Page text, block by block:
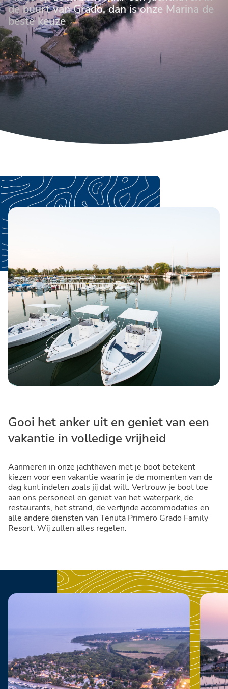
de buurt van Grado, dan is onze Marina de
beste keuze
Gooi het anker uit en geniet van een
vakantie in volledige vrijheid
Aanmeren in onze jachthaven met je boot betekent
kiezen voor een vakantie waarin je de momenten van de
dag kunt indelen zoals jij dat wilt. Vertrouw je boot toe
aan ons personeel en geniet van het waterpark, de
restaurants, het strand, de verfijnde accommodaties en
alle andere diensten van Tenuta Primero Grado Family
Resort. Wij zullen alles regelen.